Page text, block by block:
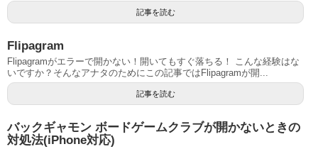
記事を読む
Flipagram
Flipagramがエラーで開かない！開いてもすぐ落ちる！ こんな経験はな
いですか？そんなアナタのためにこの記事ではFlipagramが開...
記事を読む
バックギャモン ボードゲームクラブが開かないときの
対処法(iPhone対応)